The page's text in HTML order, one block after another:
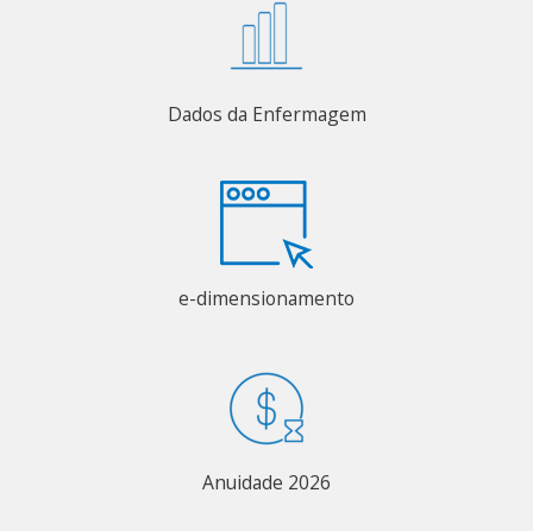
Dados da Enfermagem
e-dimensionamento
Anuidade 2026